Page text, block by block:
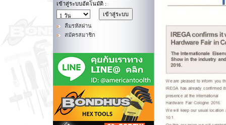
เข้าสู่ระบบอัตโนมัติ :
ลืมรหัสผ่าน
สมัครสมาชิก